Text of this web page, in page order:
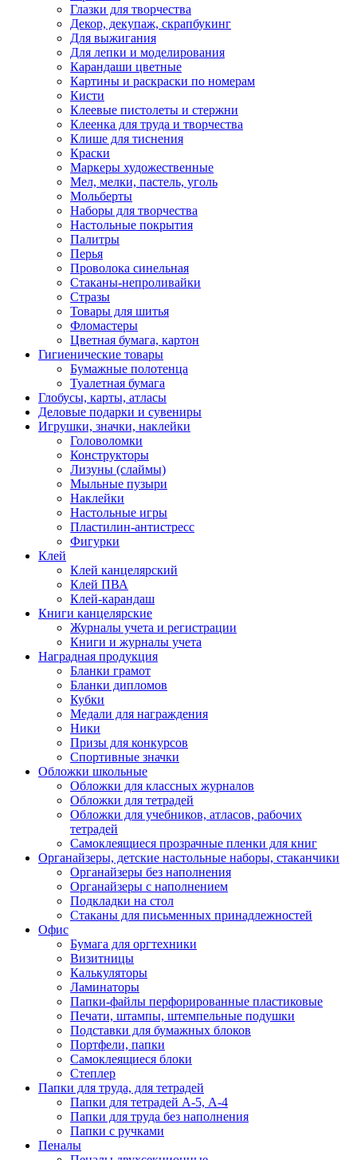
Глазки для творчества
Декор, декупаж, скрапбукинг
Для выжигания
Для лепки и моделирования
Карандаши цветные
Картины и раскраски по номерам
Кисти
Клеевые пистолеты и стержни
Клеенка для труда и творчества
Клише для тиснения
Краски
Маркеры художественные
Мел, мелки, пастель, уголь
Мольберты
Наборы для творчества
Настольные покрытия
Палитры
Перья
Проволока синельная
Стаканы-непроливайки
Стразы
Товары для шитья
Фломастеры
Цветная бумага, картон
Гигиенические товары
Бумажные полотенца
Туалетная бумага
Глобусы, карты, атласы
Деловые подарки и сувениры
Игрушки, значки, наклейки
Головоломки
Конструкторы
Лизуны (слаймы)
Мыльные пузыри
Наклейки
Настольные игры
Пластилин-антистресс
Фигурки
Клей
Клей канцелярский
Клей ПВА
Клей-карандаш
Книги канцелярские
Журналы учета и регистрации
Книги и журналы учета
Наградная продукция
Бланки грамот
Бланки дипломов
Кубки
Медали для награждения
Ники
Призы для конкурсов
Спортивные значки
Обложки школьные
Обложки для классных журналов
Обложки для тетрадей
Обложки для учебников, атласов, рабочих
тетрадей
Самоклеящиеся прозрачные пленки для книг
Органайзеры, детские настольные наборы, стаканчики
Органайзеры без наполнения
Органайзеры с наполнением
Подкладки на стол
Стаканы для письменных принадлежностей
Офис
Бумага для оргтехники
Визитницы
Калькуляторы
Ламинаторы
Папки-файлы перфорированные пластиковые
Печати, штампы, штемпельные подушки
Подставки для бумажных блоков
Портфели, папки
Самоклеящиеся блоки
Степлер
Папки для труда, для тетрадей
Папки для тетрадей А-5, А-4
Папки для труда без наполнения
Папки с ручками
Пеналы